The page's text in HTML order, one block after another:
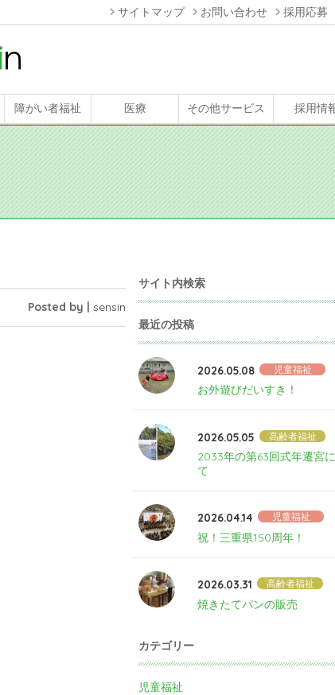
サイトマップ お問い合わせ 採用応募
障がい者福祉 医療 その他サービス 採用情
Posted by | sensin
サイト内検索
最近の投稿
2026.05.08 児童福祉
お外遊びだいすき！
2026.05.05 高齢者福祉
2033年の第63回式年遷宮
て
2026.04.14 児童福祉
祝！三重県150周年！
2026.03.31 高齢者福祉
焼きたてパンの販売
カテゴリー
児童福祉